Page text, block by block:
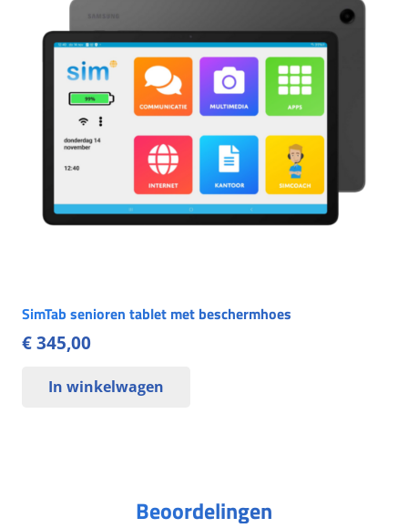
SimTab senioren tablet met beschermhoes
€345,00
In winkelwagen
Beoordelingen